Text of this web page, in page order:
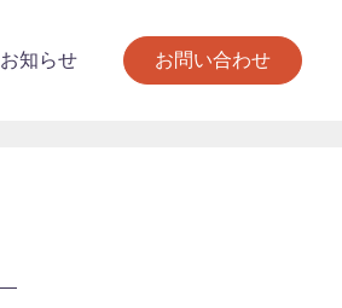
お知らせ お問い合わせ